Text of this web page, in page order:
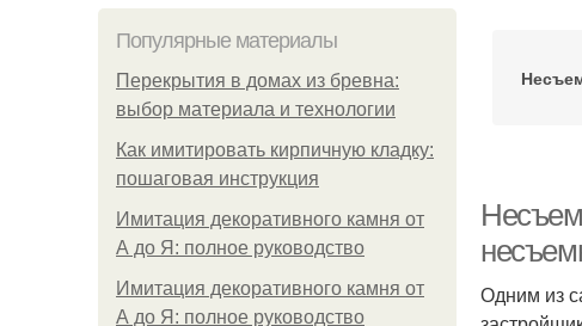
Популярные материалы
Перекрытия в домах из бревна:
выбор материала и технологии
Как имитировать кирпичную кладку:
пошаговая инструкция
Имитация декоративного камня от
А до Я: полное руководство
Имитация декоративного камня от
А до Я: полное руководство
Одним из